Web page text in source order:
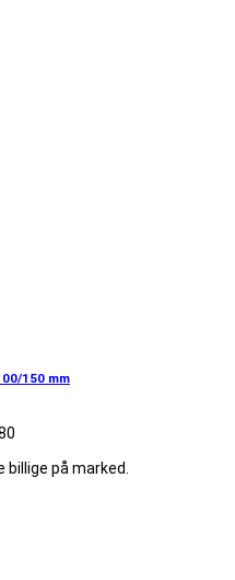
150 mm
på marked.